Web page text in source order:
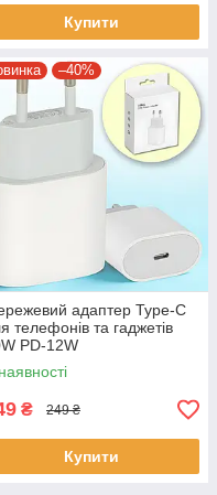
Купити
–40%
адаптер Type-C
телефонів та гаджетів
PD-12W
₴ 249 ₴
Купити